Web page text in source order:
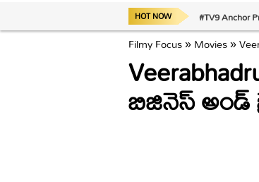
HOT NOW #TV9 Anchor
Filmy Focus»Movies»
బిజినెస్